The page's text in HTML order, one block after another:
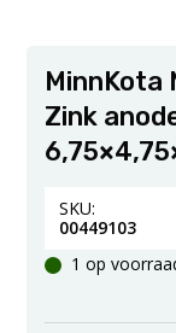
MinnKota
Zink
SKU:
00449103
1 op